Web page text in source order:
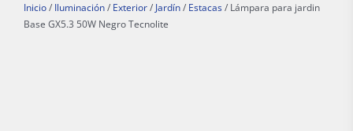
Inicio / Iluminación / Exterior / Jardín / Estacas / Lámpara para jardin
Base GX5.3 50W Negro Tecnolite